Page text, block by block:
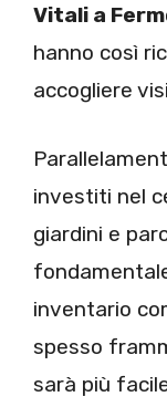
Vitali a
hanno così
accogliere
investiti nel
giardini e
inventario
spesso
sarà più